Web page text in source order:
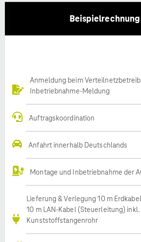
Anmeldung beim
Inbetriebnahme-Meldung
Auftragskoordination
Anfahrt innerhalb Deutschlands
Montage und Inbetriebnahme der
Lieferung & Verlegung 10 m
10 m LAN-Kabel (Steuerleitung) inkl.
Kunststoffstangenrohr